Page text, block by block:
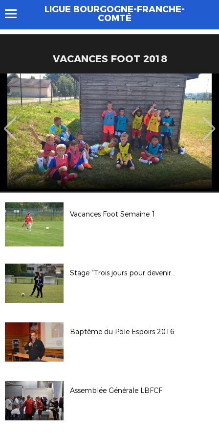
LIGUE BOURGOGNE-FRANCHE-
COMTÉ
VACANCES FOOT 2018
Vacances Foot Semaine 1
Stage "Trois jours pour devenir Arbitre"
Baptême du Pôle Espoirs 2016
Assemblée Générale LBFCF